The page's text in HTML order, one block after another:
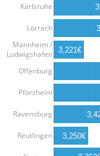
Karlsruhe
Lörrach
Mannheim /
Ludwigshafen
Offenburg
Pforzheim
Ravensburg
Reutlingen
3,221€
3,250€